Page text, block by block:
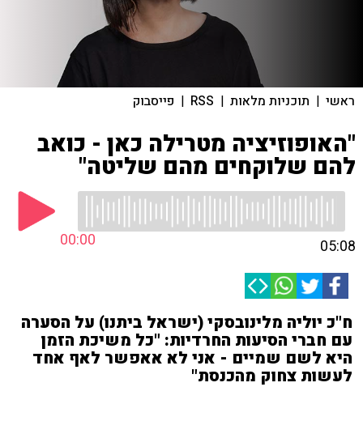
ראשי | תוכניות מלאות |
RSS
| פייסבוק
"האופוזיציה מטרילה כאן - כואב
להם שלוקחים מהם שליטה"
00:00 05:08
ח"כ יוליה מלינובסקי (ישראל ביתנו) על הסערה
עם חברי הסיעות החרדיות: "כל משיכת הזמן
היא לשם שמיים - אני לא אאפשר לאף אחד
לעשות צחוק מהכנסת"